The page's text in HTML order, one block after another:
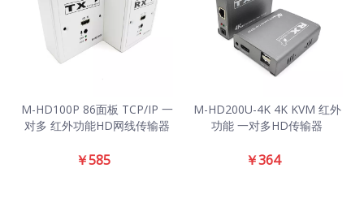
M-HD100P 86面板 TCP/IP 一
对多 红外功能HD网线传输器
￥585
M-HD200U-4K 4K KVM 红外
功能 一对多HD传输器
￥364